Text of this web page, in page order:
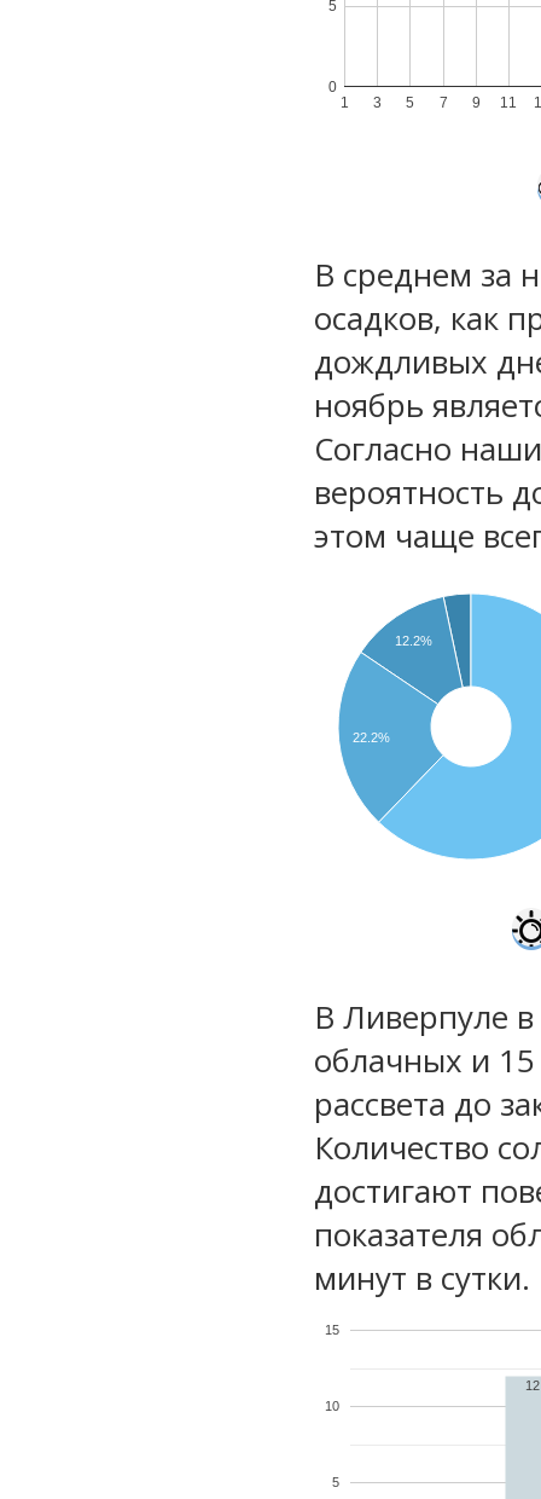
1 3 5 7 9 11
0
5
В среднем за
осадков, как
дождливых
ноябрь
Согласно
вероятность
этом чаще
12.2%
22.2%
В Ливерпуле
облачных и
рассвета до
Количество
достигают
показателя
минут в сутки.
5
10
15